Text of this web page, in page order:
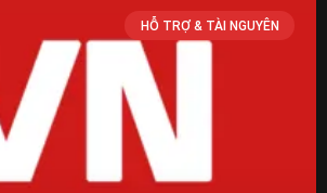
HỖ TRỢ & TÀI NGUYÊN